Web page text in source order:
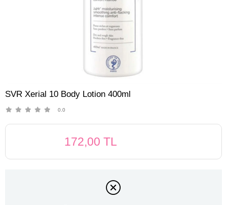
SVR Xerial 10 Body Lotion 400ml
0.0
172,00 TL